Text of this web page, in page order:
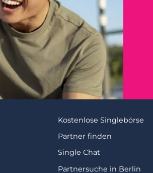
Kostenlose Singlebörse
Partner finden
Single Chat
Partnersuche in Berlin